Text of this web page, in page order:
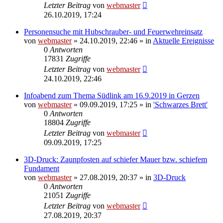
Letzter Beitrag von webmaster
26.10.2019, 17:24
Personensuche mit Hubschrauber- und Feuerwehreinsatz
von webmaster» 24.10.2019, 22:46 » in Aktuelle Ereignisse
0 Antworten
17831 Zugriffe
Letzter Beitrag von webmaster
24.10.2019, 22:46
Infoabend zum Thema Südlink am 16.9.2019 in Gerzen
von webmaster» 09.09.2019, 17:25 » in 'Schwarzes Brett'
0 Antworten
18804 Zugriffe
Letzter Beitrag von webmaster
09.09.2019, 17:25
3D-Druck: Zaunpfosten auf schiefer Mauer bzw. schiefem
Fundament
von webmaster» 27.08.2019, 20:37 » in 3D-Druck
0 Antworten
21051 Zugriffe
Letzter Beitrag von webmaster
27.08.2019, 20:37